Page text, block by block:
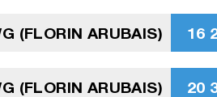
(FLORIN ARUBAIS) 16
(FLORIN ARUBAIS) 20